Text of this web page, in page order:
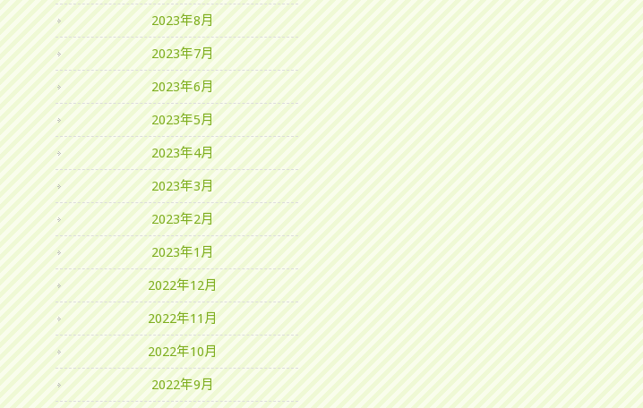
2023年8月
2023年7月
2023年6月
2023年5月
2023年4月
2023年3月
2023年2月
2023年1月
2022年12月
2022年11月
2022年10月
2022年9月